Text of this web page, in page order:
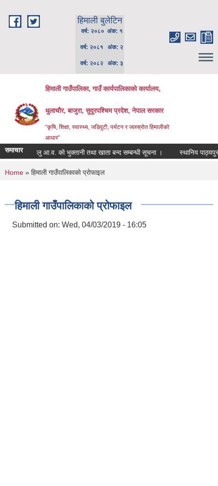
हिमाली बुलेटिन
वर्ष: २०८० अंक: १
वर्ष: २०८१ अंक: २
वर्ष: २०८२ अंक: ३
हिमाली गाउँपालिका, गाउँ कार्यपालिकाकाे कार्यालय,
धुलाचौर, बाजुरा, सुदूरपश्चिम प्रदेश, नेपाल सरकार
“कृषि, शिक्षा, स्वास्थ्य, जडिवुटी, पर्यटन र जलस्रोत हिमालीको
आधार”
समाचारचालु आ.व. को भुक्तानी तथा खाता बन्द सम्बन्धी सूचना । स्थानिय पाठ्यपुस्तक
You are here
Home » हिमाली गाउँपालिकाकाे प्राेफाइल
हिमाली गाउँपालिकाकाे प्राेफाइल
Submitted on: Wed, 04/03/2019 - 16:05